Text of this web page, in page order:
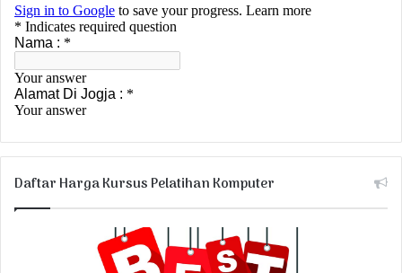
Daftar Harga Kursus Pelatihan Komputer